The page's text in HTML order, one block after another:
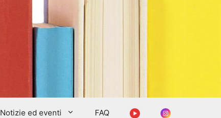
Notizie ed eventi FAQ YoutubeInstagram